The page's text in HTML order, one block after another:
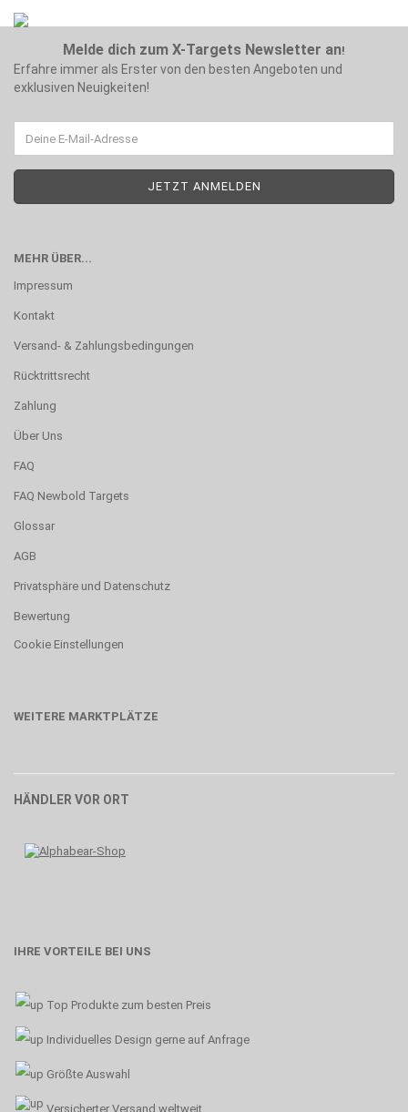
Melde dich zum X-Targets Newsletter an!
Erfahre immer als Erster von den besten Angeboten und
exklusiven Neuigkeiten!
MEHR ÜBER...
Impressum
Kontakt
Versand- & Zahlungsbedingungen
Rücktrittsrecht
Zahlung
Über Uns
FAQ
FAQ Newbold Targets
Glossar
AGB
Privatsphäre und Datenschutz
Bewertung
Cookie Einstellungen
WEITERE MARKTPLÄTZE
HÄNDLER VOR ORT
IHRE VORTEILE BEI UNS
Top Produkte zum besten Preis
Individuelles Design gerne auf Anfrage
Größte Auswahl
Versicherter Versand weltweit